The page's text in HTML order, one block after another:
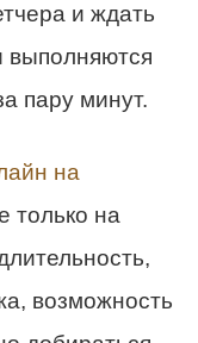
и ждать
выполняются
пару минут.
на
только на
возможность